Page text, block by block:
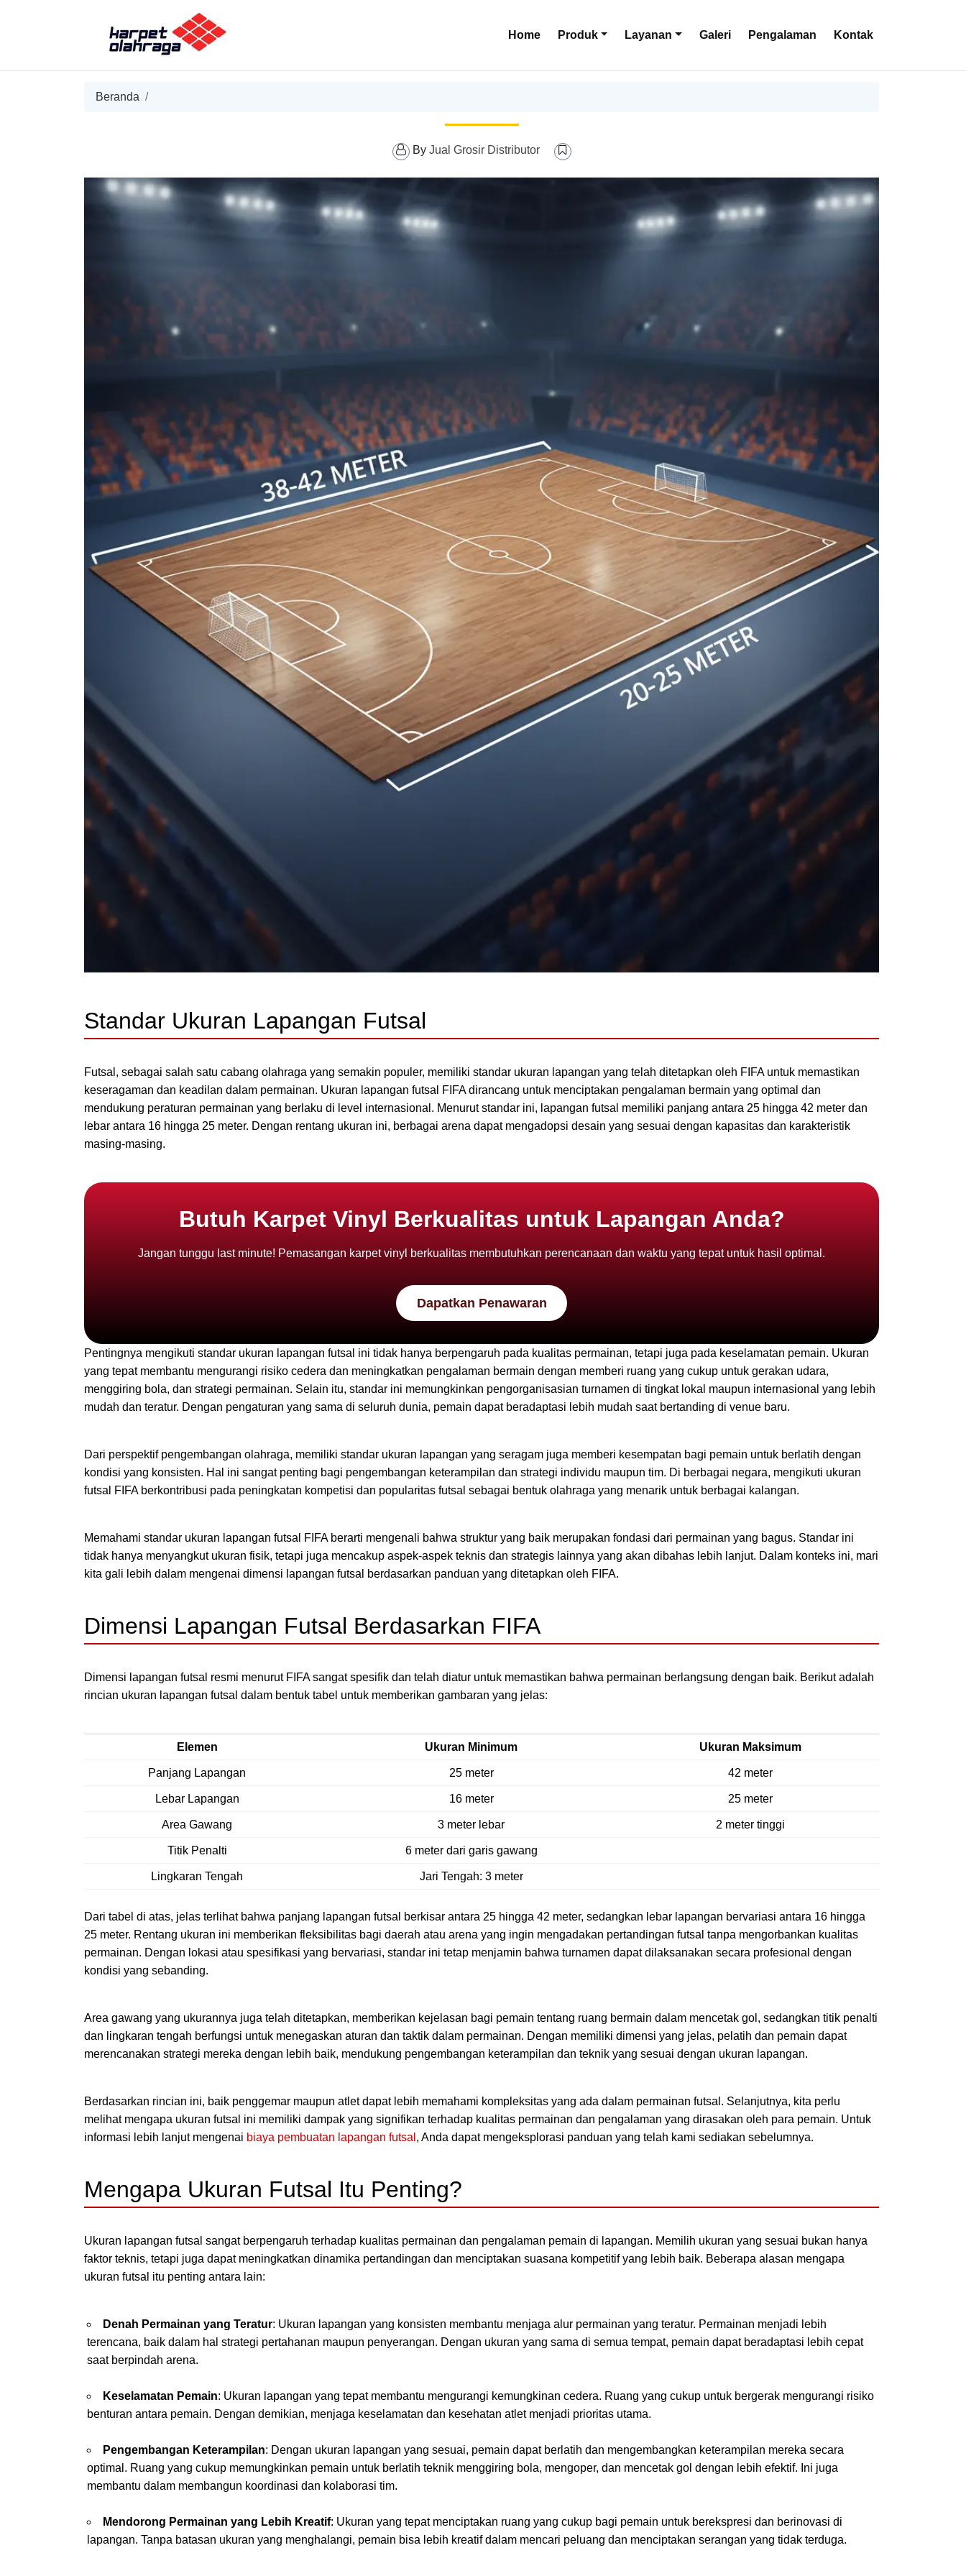
Home Produk Layanan Galeri Pengalaman Kontak
Beranda
By Jual Grosir Distributor
Standar Ukuran Lapangan Futsal
Futsal, sebagai salah satu cabang olahraga yang semakin populer, memiliki standar ukuran lapangan yang telah ditetapkan oleh FIFA untuk memastikan
keseragaman dan keadilan dalam permainan. Ukuran lapangan futsal FIFA dirancang untuk menciptakan pengalaman bermain yang optimal dan
mendukung peraturan permainan yang berlaku di level internasional. Menurut standar ini, lapangan futsal memiliki panjang antara 25 hingga 42 meter dan
lebar antara 16 hingga 25 meter. Dengan rentang ukuran ini, berbagai arena dapat mengadopsi desain yang sesuai dengan kapasitas dan karakteristik
masing-masing.
Butuh Karpet Vinyl Berkualitas untuk Lapangan Anda?
Jangan tunggu last minute! Pemasangan karpet vinyl berkualitas membutuhkan perencanaan dan waktu yang tepat untuk hasil optimal.
Dapatkan Penawaran
Pentingnya mengikuti standar ukuran lapangan futsal ini tidak hanya berpengaruh pada kualitas permainan, tetapi juga pada keselamatan pemain. Ukuran
yang tepat membantu mengurangi risiko cedera dan meningkatkan pengalaman bermain dengan memberi ruang yang cukup untuk gerakan udara,
menggiring bola, dan strategi permainan. Selain itu, standar ini memungkinkan pengorganisasian turnamen di tingkat lokal maupun internasional yang lebih
mudah dan teratur. Dengan pengaturan yang sama di seluruh dunia, pemain dapat beradaptasi lebih mudah saat bertanding di venue baru.
Dari perspektif pengembangan olahraga, memiliki standar ukuran lapangan yang seragam juga memberi kesempatan bagi pemain untuk berlatih dengan
kondisi yang konsisten. Hal ini sangat penting bagi pengembangan keterampilan dan strategi individu maupun tim. Di berbagai negara, mengikuti ukuran
futsal FIFA berkontribusi pada peningkatan kompetisi dan popularitas futsal sebagai bentuk olahraga yang menarik untuk berbagai kalangan.
Memahami standar ukuran lapangan futsal FIFA berarti mengenali bahwa struktur yang baik merupakan fondasi dari permainan yang bagus. Standar ini
tidak hanya menyangkut ukuran fisik, tetapi juga mencakup aspek-aspek teknis dan strategis lainnya yang akan dibahas lebih lanjut. Dalam konteks ini, mari
kita gali lebih dalam mengenai dimensi lapangan futsal berdasarkan panduan yang ditetapkan oleh FIFA.
Dimensi Lapangan Futsal Berdasarkan FIFA
Dimensi lapangan futsal resmi menurut FIFA sangat spesifik dan telah diatur untuk memastikan bahwa permainan berlangsung dengan baik. Berikut adalah
rincian ukuran lapangan futsal dalam bentuk tabel untuk memberikan gambaran yang jelas:
Elemen Ukuran Minimum Ukuran Maksimum
Panjang Lapangan 25 meter 42 meter
Lebar Lapangan 16 meter 25 meter
Area Gawang 3 meter lebar 2 meter tinggi
Titik Penalti 6 meter dari garis gawang
Lingkaran Tengah Jari Tengah: 3 meter
Dari tabel di atas, jelas terlihat bahwa panjang lapangan futsal berkisar antara 25 hingga 42 meter, sedangkan lebar lapangan bervariasi antara 16 hingga
25 meter. Rentang ukuran ini memberikan fleksibilitas bagi daerah atau arena yang ingin mengadakan pertandingan futsal tanpa mengorbankan kualitas
permainan. Dengan lokasi atau spesifikasi yang bervariasi, standar ini tetap menjamin bahwa turnamen dapat dilaksanakan secara profesional dengan
kondisi yang sebanding.
Area gawang yang ukurannya juga telah ditetapkan, memberikan kejelasan bagi pemain tentang ruang bermain dalam mencetak gol, sedangkan titik penalti
dan lingkaran tengah berfungsi untuk menegaskan aturan dan taktik dalam permainan. Dengan memiliki dimensi yang jelas, pelatih dan pemain dapat
merencanakan strategi mereka dengan lebih baik, mendukung pengembangan keterampilan dan teknik yang sesuai dengan ukuran lapangan.
Berdasarkan rincian ini, baik penggemar maupun atlet dapat lebih memahami kompleksitas yang ada dalam permainan futsal. Selanjutnya, kita perlu
melihat mengapa ukuran futsal ini memiliki dampak yang signifikan terhadap kualitas permainan dan pengalaman yang dirasakan oleh para pemain. Untuk
informasi lebih lanjut mengenai biaya pembuatan lapangan futsal , Anda dapat mengeksplorasi panduan yang telah kami sediakan sebelumnya.
Mengapa Ukuran Futsal Itu Penting?
Ukuran lapangan futsal sangat berpengaruh terhadap kualitas permainan dan pengalaman pemain di lapangan. Memilih ukuran yang sesuai bukan hanya
faktor teknis, tetapi juga dapat meningkatkan dinamika pertandingan dan menciptakan suasana kompetitif yang lebih baik. Beberapa alasan mengapa
ukuran futsal itu penting antara lain:
Denah Permainan yang Teratur: Ukuran lapangan yang konsisten membantu menjaga alur permainan yang teratur. Permainan menjadi lebih
terencana, baik dalam hal strategi pertahanan maupun penyerangan. Dengan ukuran yang sama di semua tempat, pemain dapat beradaptasi lebih cepat
saat berpindah arena.
Keselamatan Pemain: Ukuran lapangan yang tepat membantu mengurangi kemungkinan cedera. Ruang yang cukup untuk bergerak mengurangi risiko
benturan antara pemain. Dengan demikian, menjaga keselamatan dan kesehatan atlet menjadi prioritas utama.
Pengembangan Keterampilan: Dengan ukuran lapangan yang sesuai, pemain dapat berlatih dan mengembangkan keterampilan mereka secara
optimal. Ruang yang cukup memungkinkan pemain untuk berlatih teknik menggiring bola, mengoper, dan mencetak gol dengan lebih efektif. Ini juga
membantu dalam membangun koordinasi dan kolaborasi tim.
Mendorong Permainan yang Lebih Kreatif: Ukuran yang tepat menciptakan ruang yang cukup bagi pemain untuk berekspresi dan berinovasi di
lapangan. Tanpa batasan ukuran yang menghalangi, pemain bisa lebih kreatif dalam mencari peluang dan menciptakan serangan yang tidak terduga.